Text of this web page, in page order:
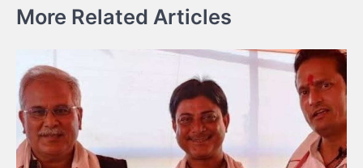
More Related Articles